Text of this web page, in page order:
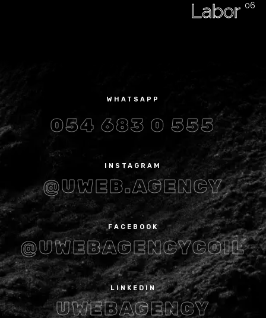
Labor
WHATSAPP
054 683 0 555
INSTAGRAM
@UWEB.AGENCY
FACEBOOK
@UWEBAGENCYCOIL
LINKEDIN
UWEBAGENCY